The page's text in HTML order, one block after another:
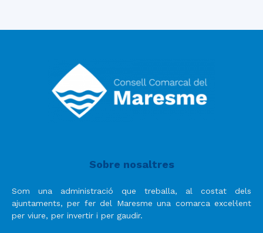
Sobre nosaltres
Som una administració que treballa, al costat dels
ajuntaments, per fer del Maresme una comarca excel·lent
per viure, per invertir i per gaudir.